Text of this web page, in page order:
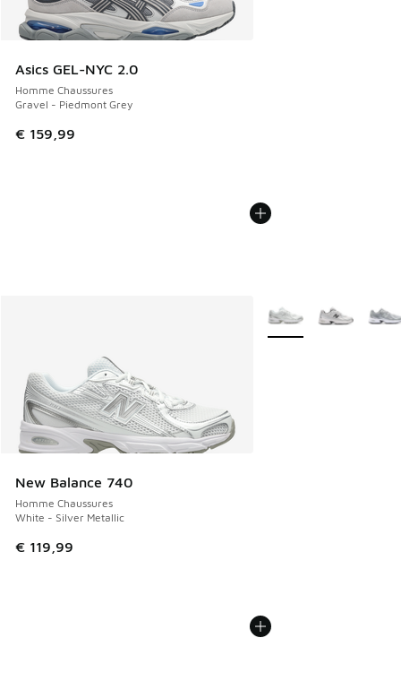
Asics GEL-NYC 2.0
Homme Chaussures
Gravel - Piedmont Grey
€ 159,99
New Balance 740
Homme Chaussures
White - Silver Metallic
€ 119,99
Plus de couleurs